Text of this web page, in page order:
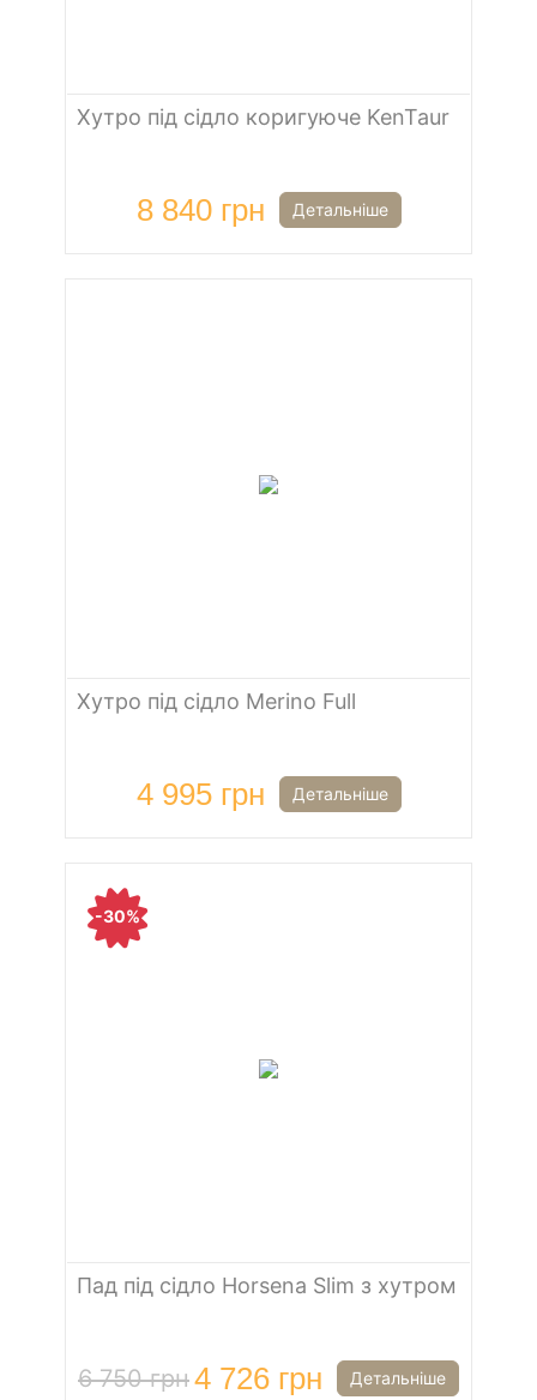
Хутро під сідло коригуюче KenTaur
8 840 грн Детальніше
Хутро під сідло Merino Full
4 995 грн Детальніше
-30%
Пад під сідло Horsena Slim з хутром
6 750 грн4 726 грн Детальніше